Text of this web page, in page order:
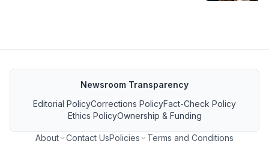
Newsroom Transparency
Editorial PolicyCorrections PolicyFact-Check Policy
Ethics PolicyOwnership & Funding
About Contact UsPolicies
Terms and Conditions